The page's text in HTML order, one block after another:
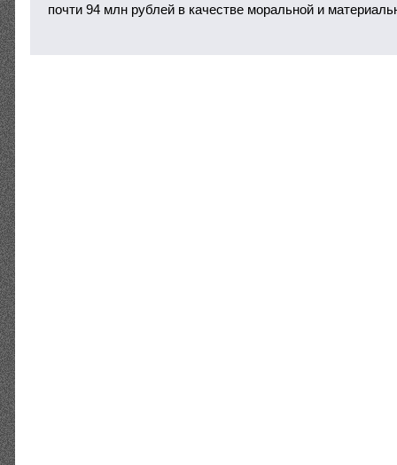
почти 94 млн рублей в качестве моральной и